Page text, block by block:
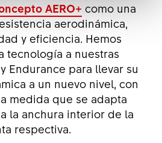
AERO+ como una
aerodinámica,
y eficiencia. Hemos
tecnología a nuestras
Endurance para llevar su
a un nuevo nivel, con
medida que se adapta
la anchura interior de la
respectiva.